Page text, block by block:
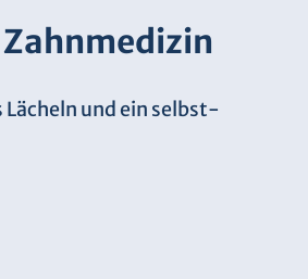
Lächeln und ein selbst­